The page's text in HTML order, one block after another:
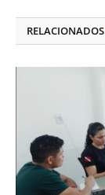
RELACIONADOS